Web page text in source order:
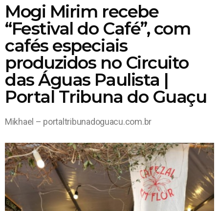
Mogi Mirim recebe
“Festival do Café”, com
cafés especiais
produzidos no Circuito
das Águas Paulista |
Portal Tribuna do Guaçu
Mikhael – portaltribunadoguacu.com.br